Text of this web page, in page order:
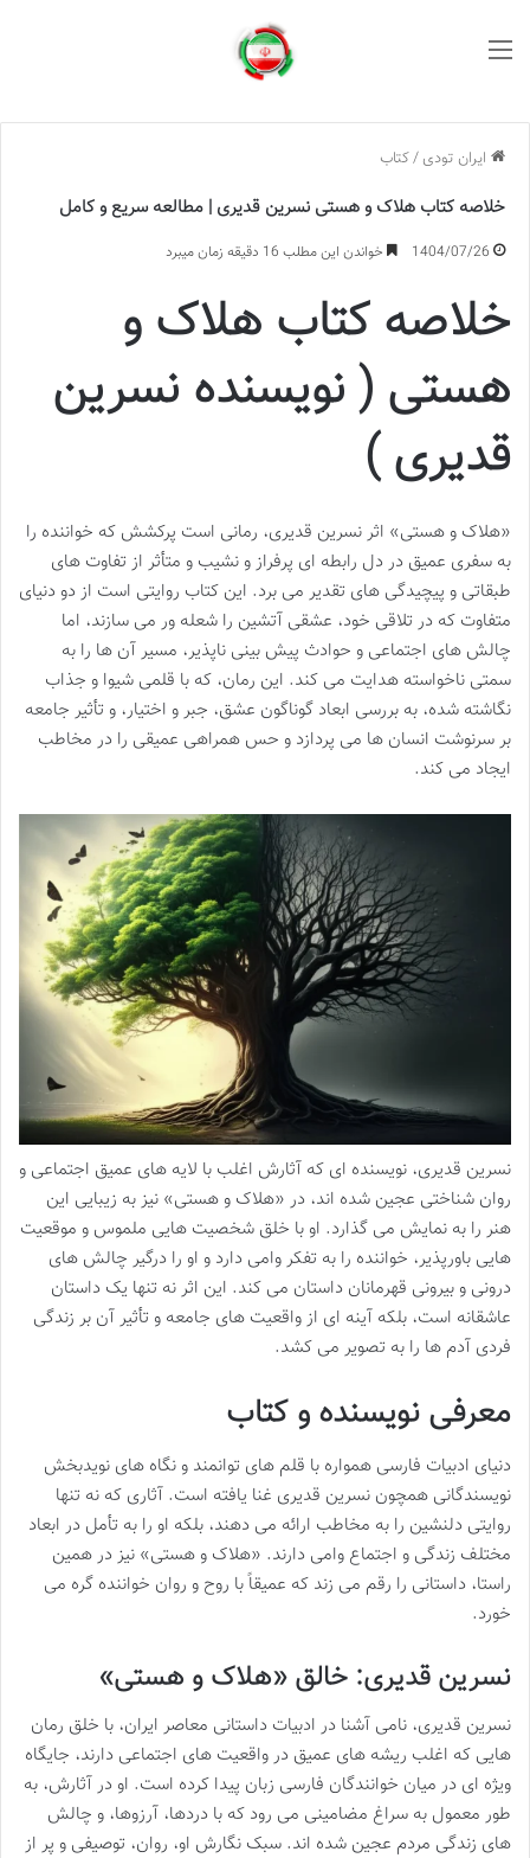
ایران تودی /کتاب
خلاصه کتاب هلاک و هستی نسرین قدیری | مطالعه سریع و کامل
1404/07/26 خواندن این مطلب 16 دقیقه زمان میبرد
خلاصه کتاب هلاک و
هستی ( نویسنده نسرین
قدیری )
«هلاک و هستی» اثر نسرین قدیری، رمانی است پرکشش که خواننده را
به سفری عمیق در دل رابطه ای پرفراز و نشیب و متأثر از تفاوت های
طبقاتی و پیچیدگی های تقدیر می برد. این کتاب روایتی است از دو دنیای
متفاوت که در تلاقی خود، عشقی آتشین را شعله ور می سازند، اما
چالش های اجتماعی و حوادث پیش بینی ناپذیر، مسیر آن ها را به
سمتی ناخواسته هدایت می کند. این رمان، که با قلمی شیوا و جذاب
نگاشته شده، به بررسی ابعاد گوناگون عشق، جبر و اختیار، و تأثیر جامعه
بر سرنوشت انسان ها می پردازد و حس همراهی عمیقی را در مخاطب
ایجاد می کند.
نسرین قدیری، نویسنده ای که آثارش اغلب با لایه های عمیق اجتماعی و
روان شناختی عجین شده اند، در «هلاک و هستی» نیز به زیبایی این
هنر را به نمایش می گذارد. او با خلق شخصیت هایی ملموس و موقعیت
هایی باورپذیر، خواننده را به تفکر وامی دارد و او را درگیر چالش های
درونی و بیرونی قهرمانان داستان می کند. این اثر نه تنها یک داستان
عاشقانه است، بلکه آینه ای از واقعیت های جامعه و تأثیر آن بر زندگی
فردی آدم ها را به تصویر می کشد.
معرفی نویسنده و کتاب
دنیای ادبیات فارسی همواره با قلم های توانمند و نگاه های نویدبخش
نویسندگانی همچون نسرین قدیری غنا یافته است. آثاری که نه تنها
روایتی دلنشین را به مخاطب ارائه می دهند، بلکه او را به تأمل در ابعاد
مختلف زندگی و اجتماع وامی دارند. «هلاک و هستی» نیز در همین
راستا، داستانی را رقم می زند که عمیقاً با روح و روان خواننده گره می
خورد.
نسرین قدیری: خالق «هلاک و هستی»
نسرین قدیری، نامی آشنا در ادبیات داستانی معاصر ایران، با خلق رمان
هایی که اغلب ریشه های عمیق در واقعیت های اجتماعی دارند، جایگاه
ویژه ای در میان خوانندگان فارسی زبان پیدا کرده است. او در آثارش، به
طور معمول به سراغ مضامینی می رود که با دردها، آرزوها، و چالش
های زندگی مردم عجین شده اند. سبک نگارش او، روان، توصیفی و پر از